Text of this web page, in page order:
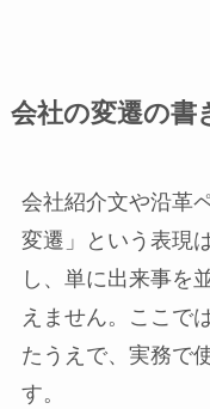
会社の変遷の書
会社紹介文や沿革
変遷」という表現
し、単に出来事を
えません。ここで
たうえで、実務で
す。